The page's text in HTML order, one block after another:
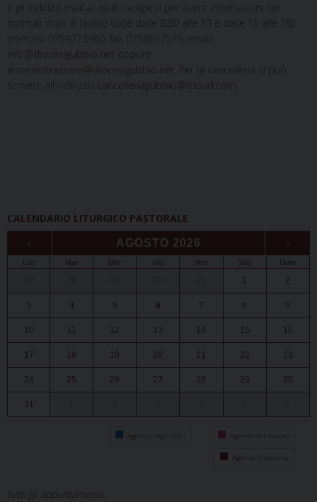
e gli indirizzi mail ai quali rivolgersi per avere infomazioni nei
normali orari di lavoro (cioè dalle 8:30 alle 13 e dalle 15 alle 18):
telefono 0759273980, fax 0758672575, email
info@diocesigubbio.net oppure
amministrazione@diocesigubbio.net . Per la cancelleria si può
scrivere all’indirizzo cancelleriagubbio@icloud.com
CALENDARIO LITURGICO PASTORALE
‹ AGOSTO 2026 ›
Lun Mar Mer Gio Ven Sab Dom
1 2
3 4 5 6 7 8 9
10 11 12 13 14 15 16
17 18 19 20 21 22 23
24 25 26 27 28 29 30
31
Agenda degli uffici Agenda del vescovo
Agenda diocesana
tutti gli appuntamenti...